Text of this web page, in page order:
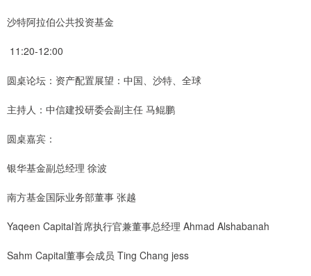
沙特阿拉伯公共投资基金
11:20-12:00
圆桌论坛：资产配置展望：中国、沙特、全球
主持人：中信建投研委会副主任 马鲲鹏
圆桌嘉宾：
银华基金副总经理 徐波
南方基金国际业务部董事 张越
Yaqeen Capital首席执行官兼董事总经理 Ahmad Alshabanah
Sahm Capital董事会成员 Ting Chang jess